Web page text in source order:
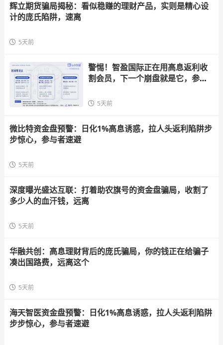
辉立期货骗局揭秘：看似稳赚的理财产品，实则是精心设
计的庞氏陷阱，速离
5天前
警惕！智盈国际正在用高息返利收
割会员，下一个崩盘就是它，参与
5天前
微比特资金盘预警：日化1%高息诱惑，拉人头返利陷阱步
步惊心，参与者速避
5天前
深度曝光盛达互联：打着助农旗号的资金盘骗局，收割了
多少人的血汗钱，远离
5天前
华融共创：高息理财背后的庞氏骗局，你的钱正在给骗子
凑出国路费，远离这个
5天前
海天智医资金盘预警：日化1%高息诱惑，拉人头返利陷阱
步步惊心，参与者速避